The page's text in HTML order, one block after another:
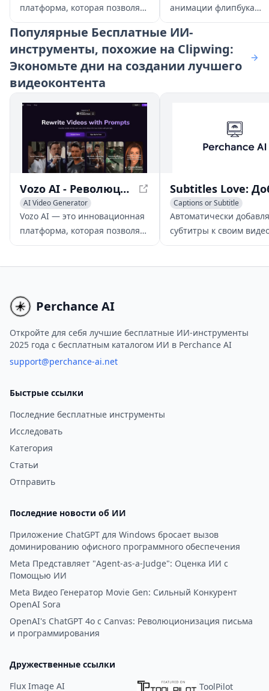
платформа, которая позволяет
пользователям переписывать,
озвучивать и редактировать
существующие видео,
превращая их в
увлекательные новые истории
с помощью простых текстовых
запросов.
анимации флипбука
бесплатно.
работающий на
требует навыков
Загрузите приложение
поделитесь мгновенно.
Популярные Бесплатные ИИ-
инструменты, похожие на Clipwing:
Экономьте дни на создании лучшего
видеоконтента
Vozo AI - Революция в создании и редактировании видео
AI Video Generator
AI Video Editing
Video to Video
Vozo AI — это инновационная
платформа, которая позволяет
пользователям переписывать,
увлекательные новые истории
с помощью простых текстовых
запросов.
Captions or Subtitle
AI Video Enhancing
Video
Автоматически
субтитры к своим
помощью инструмента
простой в
платформой.
Perchance AI
Откройте для себя лучшие бесплатные ИИ-инструменты
2025 года с бесплатным каталогом ИИ в Perchance AI
support@perchance-ai.net
Быстрые ссылки
Последние бесплатные инструменты
Исследовать
Категория
Статьи
Отправить
Последние новости об ИИ
Приложение ChatGPT для Windows бросает вызов
доминированию офисного программного обеспечения
Meta Представляет "Agent-as-a-Judge": Оценка ИИ с
Помощью ИИ
Meta Видео Генератор Movie Gen: Сильный Конкурент
OpenAI Sora
OpenAI's ChatGPT 4o с Canvas: Революционизация письма
и программирования
Дружественные ссылки
Flux Image AI
ToolPilot